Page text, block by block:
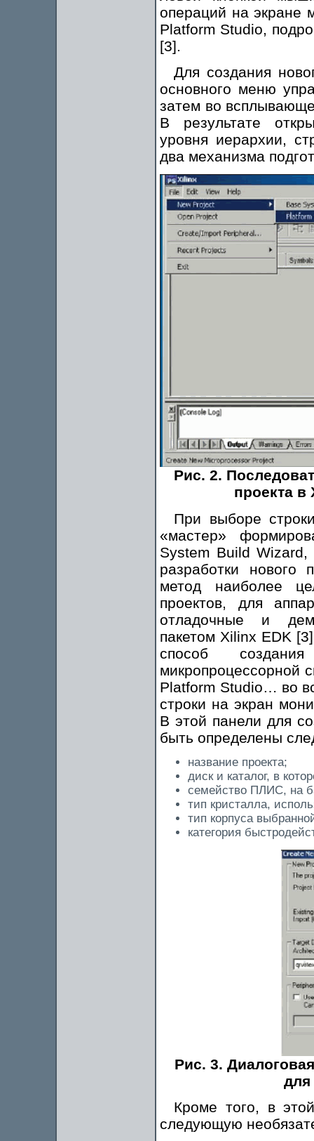
операций на экране
Platform Studio,
[3].
Для создания
основного меню
затем во
В результате
уровня иерархии,
два механизма
Рис. 2.
проекта в
При выборе
«мастер»
System Build Wizard,
разработки нового
метод наиболее
проектов, для
отладочные и
пакетом Xilinx EDK
способ
микропроцессорной
Platform Studio… во
строки на экран
В этой панели для
быть определены
название проекта;
диск и каталог, в
семейство ПЛИС, на
тип кристалла,
тип корпуса
категория
Рис. 3.
для
Кроме того, в
следующую